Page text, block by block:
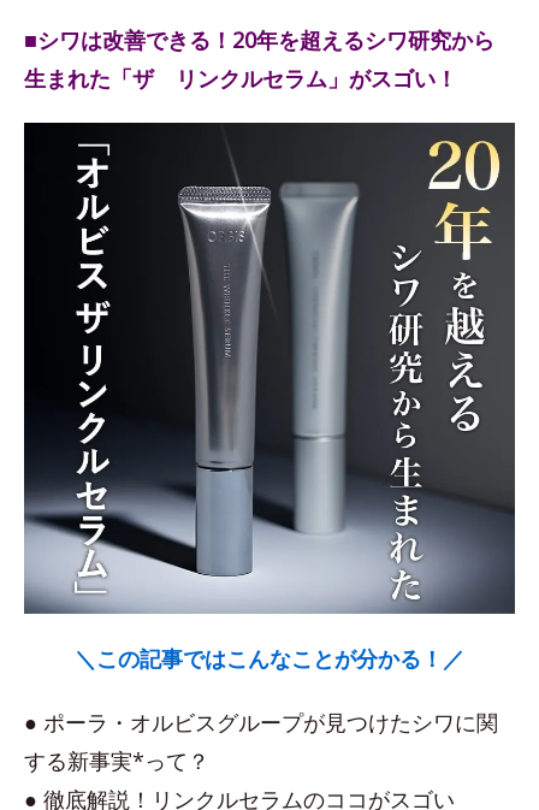
■シワは改善できる！20年を超えるシワ研究から
生まれた「ザ リンクルセラム」がスゴい！
＼この記事ではこんなことが分かる！／
● ポーラ・オルビスグループが見つけたシワに関
する新事実*って？
● 徹底解説！リンクルセラムのココがスゴい